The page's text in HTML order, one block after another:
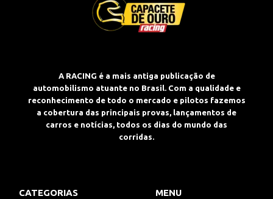
A RACING é a mais antiga publicação de
automobilismo atuante no Brasil. Com a qualidade e
reconhecimento de todo o mercado e pilotos fazemos
a cobertura das principais provas, lançamentos de
carros e notícias, todos os dias do mundo das
corridas.
CATEGORIAS MENU